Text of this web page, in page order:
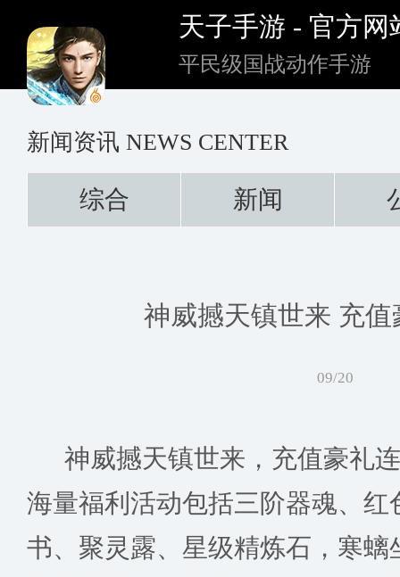
天子手游 - 官方网
平民级国战动作手游
新闻资讯 NEWS CENTER
综合 新闻
神威撼天镇世来 充
09/20
神威撼天镇世来，充值豪礼
海量福利活动包括三阶器魂、红
书、聚灵露、星级精炼石，寒螭